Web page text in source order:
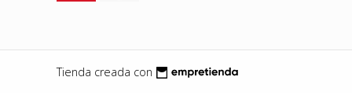
Tienda creada con